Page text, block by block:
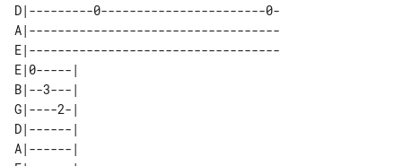
D|---------0-----------------------0-
A|-----------------------------------
E|-----------------------------------
E|0-----|
B|--3---|
G|----2-|
D|------|
A|------|